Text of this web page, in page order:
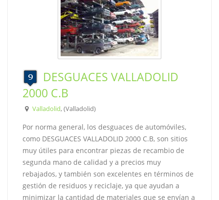
DESGUACES VALLADOLID
2000 C.B
Valladolid, (Valladolid)
Por norma general, los desguaces de automóviles,
como DESGUACES VALLADOLID 2000 C.B, son sitios
muy útiles para encontrar piezas de recambio de
segunda mano de calidad y a precios muy
rebajados, y también son excelentes en términos de
gestión de residuos y reciclaje, ya que ayudan a
minimizar la cantidad de materiales que se envían a